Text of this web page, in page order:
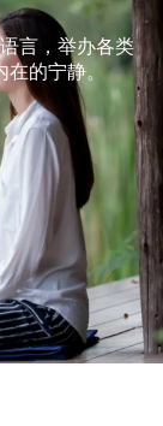
言，举办各类
的宁静。